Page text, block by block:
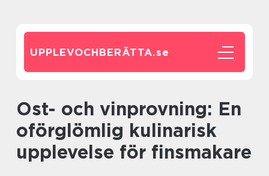
UPPLEVOCHBERÄTTA.se
Ost- och vinprovning: En
oförglömlig kulinarisk
upplevelse för finsmakare